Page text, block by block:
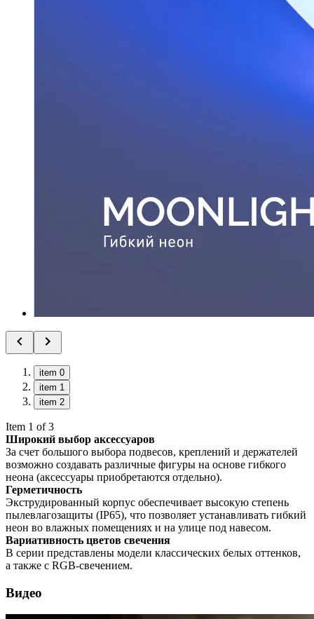
item 0
item 1
item 2
Item 1 of 3
Широкий выбор аксессуаров
За счет большого выбора подвесов, креплений и держателей
возможно создавать различные фигуры на основе гибкого
неона (аксессуары приобретаются отдельно).
Герметичность
Экструдированный корпус обеспечивает высокую степень
пылевлагозащиты (IP65), что позволяет устанавливать гибкий
неон во влажных помещениях и на улице под навесом.
Вариативность цветов свечения
В серии представлены модели классических белых оттенков,
а также с RGB-свечением.
Видео